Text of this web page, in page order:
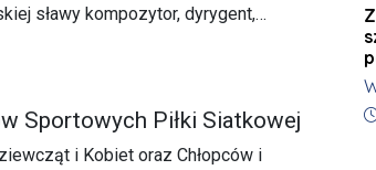
sławy kompozytor, dyrygent,
Sportowych Piłki Siatkowej
i Kobiet oraz Chłopców i